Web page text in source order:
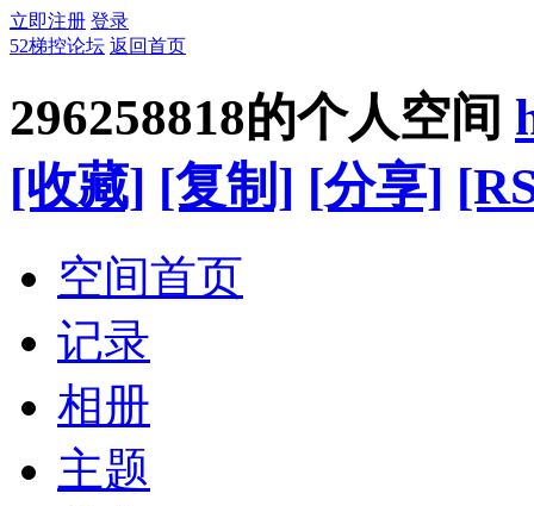
立即注册 登录
52梯控论坛 返回首页
296258818的个人空间
[收藏] [复制] [分享]
空间首页
记录
相册
主题